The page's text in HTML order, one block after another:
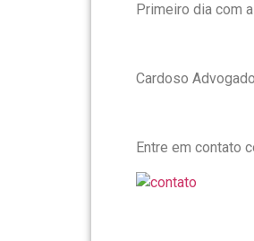
Primeiro dia com
Cardoso
Entre em contato